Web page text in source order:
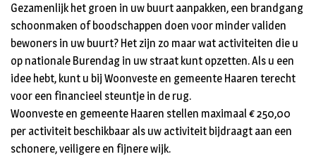
Gezamenlijk het groen in uw buurt aanpakken, een brandgang
schoonmaken of boodschappen doen voor minder validen
bewoners in uw buurt? Het zijn zo maar wat activiteiten die u
op nationale Burendag in uw straat kunt opzetten. Als u een
idee hebt, kunt u bij Woonveste en gemeente Haaren terecht
voor een financieel steuntje in de rug.
Woonveste en gemeente Haaren stellen maximaal € 250,00
per activiteit beschikbaar als uw activiteit bijdraagt aan een
schonere, veiligere en fijnere wijk.